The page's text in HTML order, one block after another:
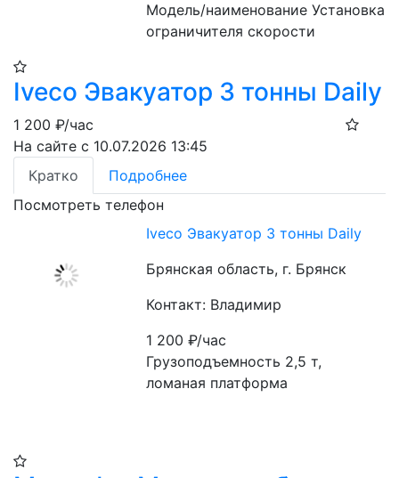
Модель/наименование Установка
ограничителя скорости
Iveco Эвакуатор 3 тонны Daily
1 200 ₽/час
На сайте с 10.07.2026 13:45
Кратко
Подробнее
Посмотреть телефон
Iveco Эвакуатор 3 тонны Daily
Брянская область, г. Брянск
Контакт: Владимир
1 200₽/час
Грузоподъемность 2,5 т,
ломаная платформа